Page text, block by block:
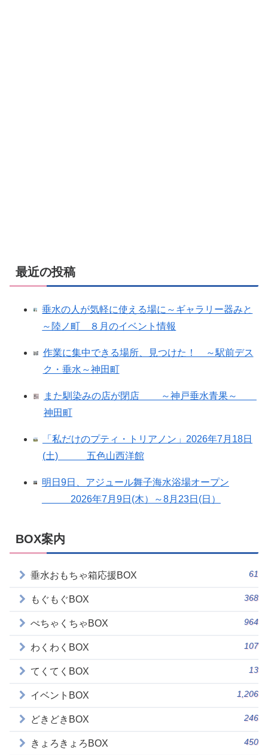
最近の投稿
垂水の人が気軽に使える場に～ギャラリー器みと
～陸ノ町 ８月のイベント情報
作業に集中できる場所、見つけた！ ～駅前デス
ク・垂水～神田町
また馴染みの店が閉店 ～神戸垂水青果～
神田町
「私だけのプティ・トリアノン」2026年7月18日
(土) 五色山西洋館
明日9日、アジュール舞子海水浴場オープン
2026年7月9日(木）～8月23日(日）
BOX案内
垂水おもちゃ箱応援BOX 61
もぐもぐBOX 368
ぺちゃくちゃBOX 964
わくわくBOX 107
てくてくBOX 13
イベントBOX 1,206
どきどきBOX 246
きょろきょろBOX 450